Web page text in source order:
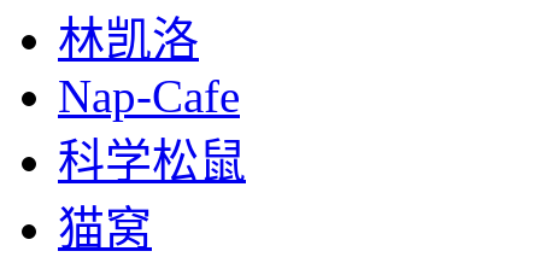
林凯洛
Nap-Cafe
科学松鼠
猫窝